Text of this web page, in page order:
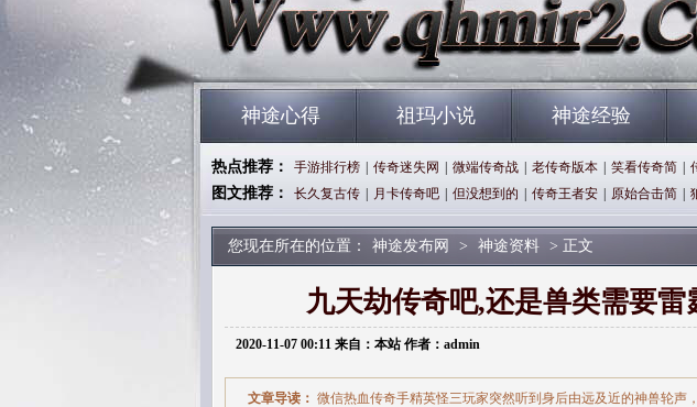
神途心得 祖玛小说 神途经验
热点推荐： 手游排行榜 传奇迷失网 微端传奇战 老传奇版本 笑看传奇简
图文推荐： 长久复古传 月卡传奇吧 但没想到的 传奇王者安 原始合击简
您现在所在的位置： 神途发布网 > 神途资料 > 正文
九天劫传奇吧,还是兽类需要雷
2020-11-07 00:11 来自：本站 作者：admin
文章导读： 微信热血传奇手精英怪三玩家突然听到身后由远及近的神兽轮声